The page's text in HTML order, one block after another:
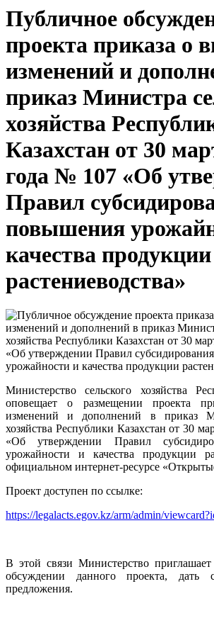
Публичное
проекта приказа о
изменений и
приказ Министра
хозяйства
Казахстан от 30
года № 107 «Об
Правил
повышения
качества продукции
растениеводства»
Министерство сельского хозяйства
оповещает о размещении проекта
изменений и дополнений в приказ
хозяйства Республики Казахстан от 30
«Об утверждении Правил
урожайности и качества продукции
официальном интернет-ресурсе
Проект доступен по ссылке:
https://legalacts.egov.kz/arm/admin/
В этой связи Министерство
обсуждении данного проекта, дать
предложения.